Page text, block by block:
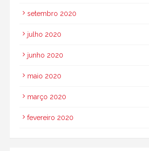
setembro 2020
julho 2020
junho 2020
maio 2020
março 2020
fevereiro 2020